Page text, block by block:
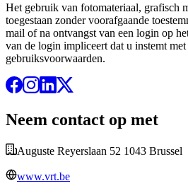
Het gebruik van fotomateriaal, grafisch
toegestaan zonder voorafgaande
mail of na ontvangst van een login op
van de login impliceert dat u instemt met
gebruiksvoorwaarden.
Neem contact op met
Auguste Reyerslaan 52 1043 Brussel
www.vrt.be